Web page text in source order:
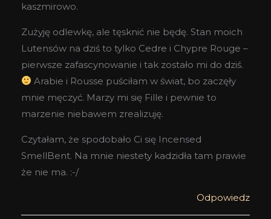
kaszmirowo.
Zużyję odlewkę, ale tęsknić nie będę. Stan moich
Lutensów na dziś to tylko Cedre i Chypre Rouge –
pierwsze zafascynowanie i tak zostało mi do dziś.
Arabie i Rousse puściłam w świat, bo zaczęły
mnie męczyć. Marzy mi się Fille i pewnie to
marzenie niebawem zrealizuję.
Czytałam, że spodobało Ci się Incensed
SmellBent. Na mnie niestety kadzidła tam prawie
że nie ma. :-/
Odpowiedz